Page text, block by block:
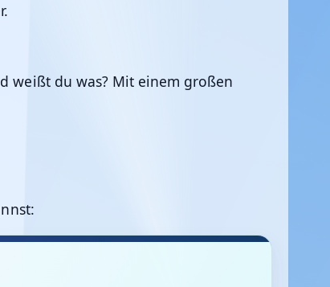
weißt du was? Mit einem großen